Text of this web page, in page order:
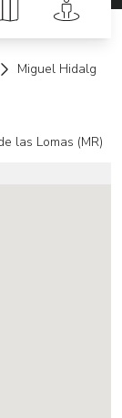
Mapa Street
Miguel Hidalgo
las Lomas (MR)